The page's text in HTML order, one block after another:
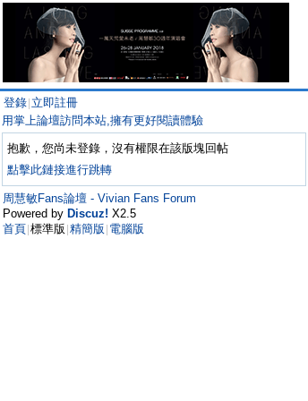
登錄 立即註冊
用掌上論壇訪問本站,擁有更好閱讀體驗
抱歉，您尚未登錄，沒有權限在該版塊回帖
點擊此鏈接進行跳轉
周慧敏Fans論壇 - Vivian Fans Forum
Powered by Discuz! X2.5
首頁 標準版 精簡版 電腦版